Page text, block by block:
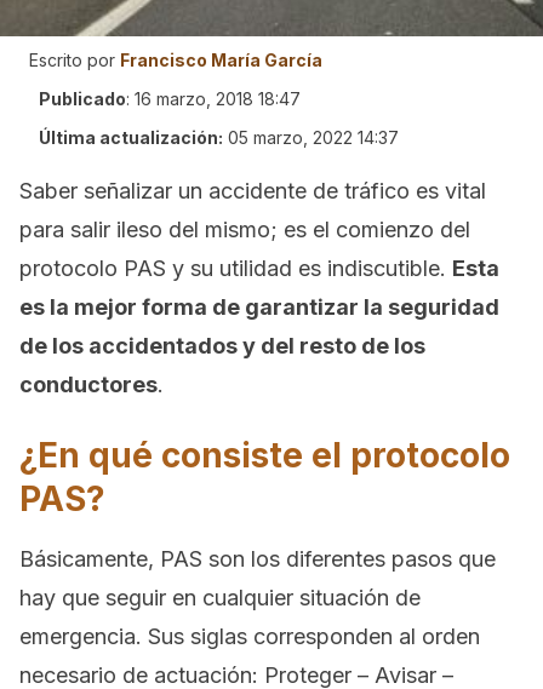
Escrito por Francisco María García
Publicado: 16 marzo, 2018 18:47
Última actualización: 05 marzo, 2022 14:37
Saber señalizar un accidente de tráfico es vital
para salir ileso del mismo; es el comienzo del
protocolo PAS y su utilidad es indiscutible. Esta
es la mejor forma de garantizar la seguridad
de los accidentados y del resto de los
conductores.
¿En qué consiste el protocolo
PAS?
Básicamente, PAS son los diferentes pasos que
hay que seguir en cualquier situación de
emergencia. Sus siglas corresponden al orden
necesario de actuación: Proteger – Avisar –